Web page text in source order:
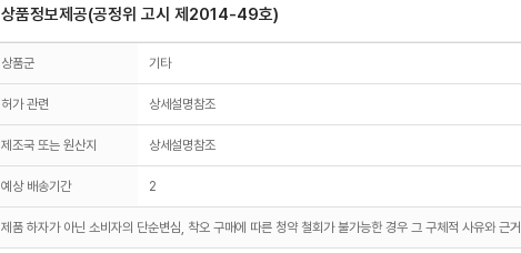
상품정보제공(공정위 고시 제2014-49호)
상품군 기타
허가 관련 상세설명참조
제조국 또는 원산지 상세설명참조
예상 배송기간 2
제품 하자가 아닌 소비자의 단순변심, 착오 구매에 따른 청약 철회가 불가능한 경우 그 구체적 사유와 근거